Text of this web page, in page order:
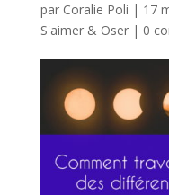
par Coralie Poli | 17
S'aimer & Oser| 0